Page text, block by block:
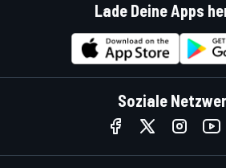
Lade Deine Apps
Soziale